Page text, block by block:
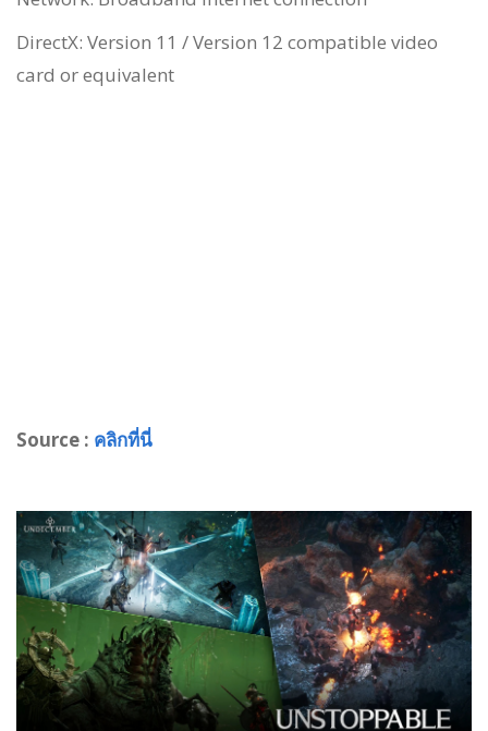
DirectX: Version 11 / Version 12 compatible video
card or equivalent
Source : คลิกที่นี่